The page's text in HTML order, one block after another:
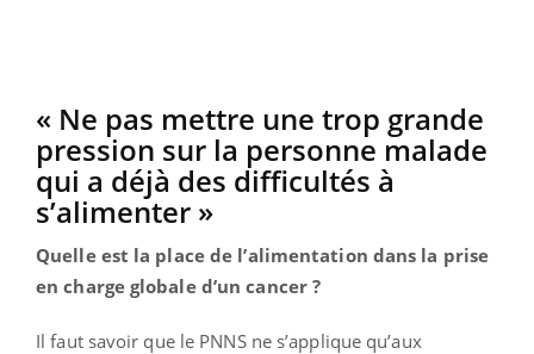
« Ne pas mettre une trop grande
pression sur la personne malade
qui a déjà des difficultés à
s’alimenter »
Quelle est la place de l’alimentation dans la prise
en charge globale d’un cancer ?
Il faut savoir que le PNNS ne s’applique qu’aux